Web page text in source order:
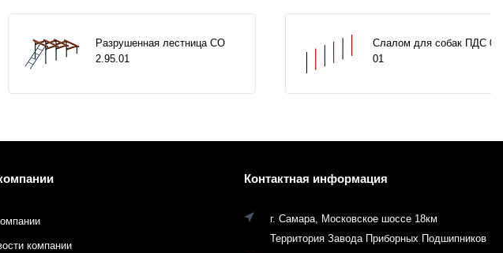
Разрушенная лестница СО
2.95.01
Слалом для собак ПДС
01
компании
Контактная информация
г. Самара, Московское шоссе 18км
Территория Завода Приборных Подшипников